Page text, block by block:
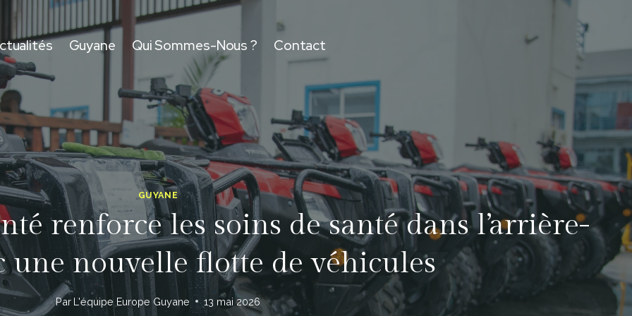
Guyane Qui Sommes-Nous ? Contact
GUYANE
renforce les soins de santé dans l’arrière-
une nouvelle flotte de véhicules
Par L'équipe Europe Guyane 13 mai 2026